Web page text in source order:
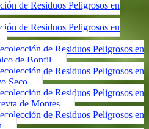
de Residuos Peligrosos en
de Residuos Peligrosos en
de Residuos Peligrosos en
de Bonfil
de Residuos Peligrosos en
Seco
de Residuos Peligrosos en
de Montes
de Residuos Peligrosos en